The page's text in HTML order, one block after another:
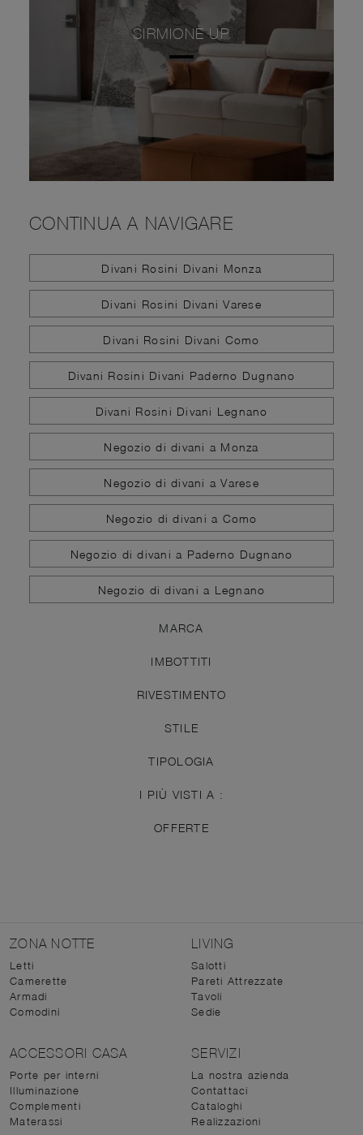
SIRMIONE UP
CONTINUA A NAVIGARE
Divani Rosini Divani Monza
Divani Rosini Divani Varese
Divani Rosini Divani Como
Divani Rosini Divani Paderno Dugnano
Divani Rosini Divani Legnano
Negozio di divani a Monza
Negozio di divani a Varese
Negozio di divani a Como
Negozio di divani a Paderno Dugnano
Negozio di divani a Legnano
MARCA
IMBOTTITI
RIVESTIMENTO
STILE
TIPOLOGIA
I PIÙ VISTI A :
OFFERTE
ZONA NOTTE
Letti
Camerette
Armadi
Comodini
LIVING
Salotti
Pareti Attrezzate
Tavoli
Sedie
ACCESSORI CASA
Porte per interni
Illuminazione
Complementi
Materassi
SERVIZI
La nostra azienda
Contattaci
Cataloghi
Realizzazioni